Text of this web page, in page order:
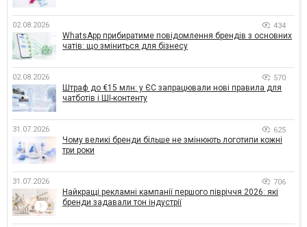
02.08.2026 434
WhatsApp прибиратиме повідомлення брендів з основних
чатів: що зміниться для бізнесу
02.08.2026 570
Штраф до €15 млн: у ЄС запрацювали нові правила для
чатботів і ШІ-контенту
31.07.2026 625
Чому великі бренди більше не змінюють логотипи кожні
три роки
31.07.2026 706
Найкращі рекламні кампанії першого півріччя 2026: які
бренди задавали тон індустрії